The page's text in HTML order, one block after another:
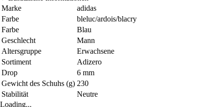
Marke
adidas
Farbe
bleluc/ardois/blacry
Farbe
Blau
Geschlecht
Mann
Altersgruppe
Erwachsene
Sortiment
Adizero
Drop
6 mm
Gewicht des Schuhs (g) 230
Stabilität
Neutre
Loading...